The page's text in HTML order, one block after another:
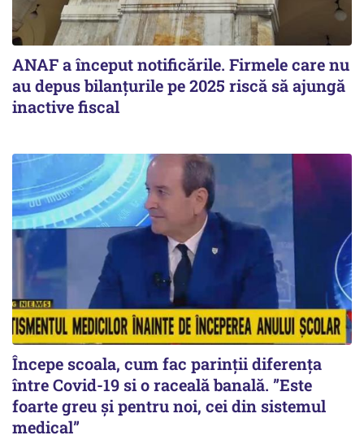
ANAF a început notificările. Firmele care nu
au depus bilanțurile pe 2025 riscă să ajungă
inactive fiscal
Începe scoala, cum fac parinții diferența
între Covid-19 si o raceală banală. ”Este
foarte greu și pentru noi, cei din sistemul
medical”